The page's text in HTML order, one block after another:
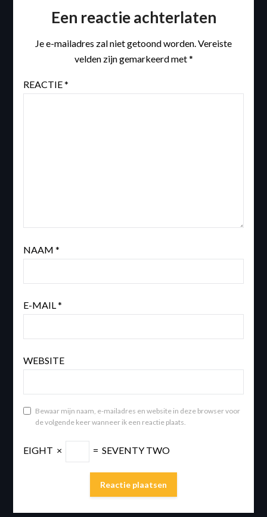
Een reactie achterlaten
Je e-mailadres zal niet getoond worden.Vereiste
velden zijn gemarkeerd met*
REACTIE*
NAAM *
E-MAIL*
WEBSITE
Bewaar mijn naam, e-mailadres en website in deze browser voor
de volgende keer wanneer ik een reactie plaats.
EIGHT × = SEVENTY TWO